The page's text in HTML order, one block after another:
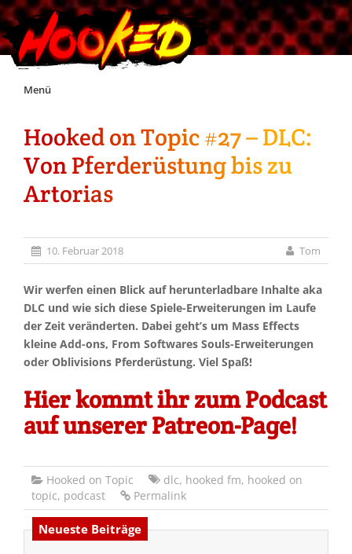
Skip
Menü
Unterstützt Hooked!
Hooked on Topic #27 – DLC:
Von Pferderüstung bis zu
Artorias
10. Februar 2018 Tom
Wir werfen einen Blick auf herunterladbare Inhalte aka
DLC und wie sich diese Spiele-Erweiterungen im Laufe
der Zeit veränderten. Dabei geht’s um Mass Effects
kleine Add-ons, From Softwares Souls-Erweiterungen
oder Oblivisions Pferderüstung. Viel Spaß!
Hier kommt ihr zum Podcast
auf unserer Patreon-Page!
Hooked on Topic dlc, hooked fm, hooked on
topic, podcast Permalink
Neueste Beiträge